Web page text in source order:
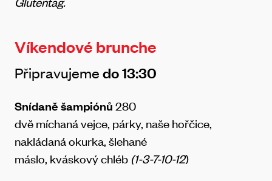
Víkendové brunche
Připravujemedo 13:30
Snídaně šampiónů280
dvě míchaná vejce, párky, naše hořčice,
nakládaná okurka, šlehané
máslo, kváskový chléb (1-3-7-10-12)